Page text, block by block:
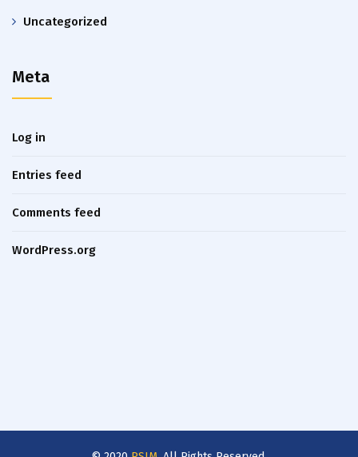
Uncategorized
Meta
Log in
Entries feed
Comments feed
WordPress.org